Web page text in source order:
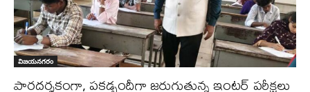
విజయనగరం
పారదర్శకంగా, పకడ్బందీగా జరుగుతున్న ఇంటర్ పరీక్షలు